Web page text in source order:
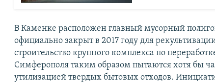
В Каменке расположен главный мусорный
официально закрыт в 2017 году для
строительство крупного комплекса по
Симферополя таким образом пытаются хотя бы
утилизацией твердых бытовых отходов.